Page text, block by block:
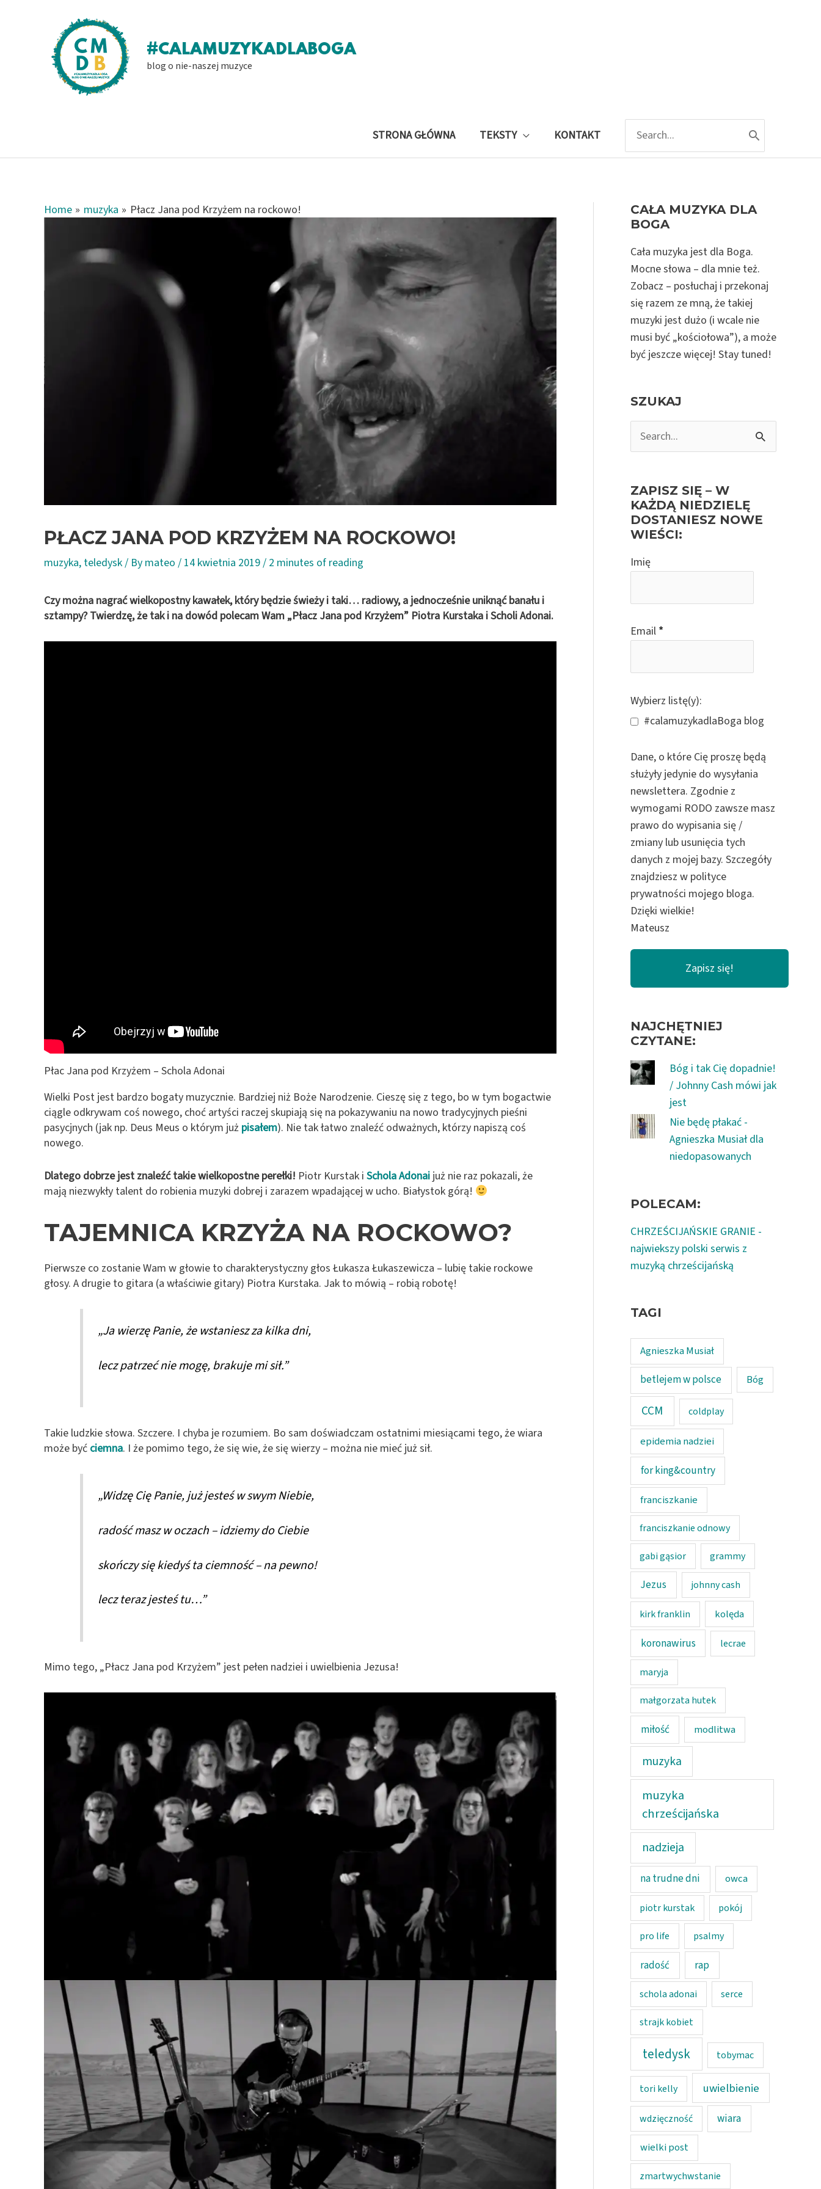
#CALAMUZYKADLABOGA
blog o nie-naszej muzyce
STRONA GŁÓWNA TEKSTY KONTAKT
FOR:
Home muzyka Płacz Jana pod Krzyżem na rockowo!
PŁACZ JANA POD KRZYŻEM NA ROCKOWO!
muzyka, teledysk/ By mateo / 14 kwietnia 2019/ 2 minutes of reading
Czy można nagrać wielkopostny kawałek, który będzie świeży i taki… radiowy, a jednocześnie uniknąć banału i
sztampy? Twierdzę, że tak i na dowód polecam Wam „Płacz Jana pod Krzyżem” Piotra Kurstaka i Scholi Adonai.
Płac Jana pod Krzyżem – Schola Adonai
Wielki Post jest bardzo bogaty muzycznie. Bardziej niż Boże Narodzenie. Cieszę się z tego, bo w tym bogactwie
ciągle odkrywam coś nowego, choć artyści raczej skupiają się na pokazywaniu na nowo tradycyjnych pieśni
pasycjnych (jak np. Deus Meus o którym już pisałem). Nie tak łatwo znaleźć odważnych, którzy napiszą coś
nowego.
Dlatego dobrze jest znaleźć takie wielkopostne perełki! Piotr Kurstak i Schola Adonai już nie raz pokazali, że
mają niezwykły talent do robienia muzyki dobrej i zarazem wpadającej w ucho. Białystok górą!
TAJEMNICA KRZYŻA NA ROCKOWO?
Pierwsze co zostanie Wam w głowie to charakterystyczny głos Łukasza Łukaszewicza – lubię takie rockowe
głosy. A drugie to gitara (a właściwie gitary) Piotra Kurstaka. Jak to mówią – robią robotę!
„Ja wierzę Panie, że wstaniesz za kilka dni,
lecz patrzeć nie mogę, brakuje mi sił.”
Takie ludzkie słowa. Szczere. I chyba je rozumiem. Bo sam doświadczam ostatnimi miesiącami tego, że wiara
może być ciemna. I że pomimo tego, że się wie, że się wierzy – można nie mieć już sił.
„Widzę Cię Panie, już jesteś w swym Niebie,
radość masz w oczach – idziemy do Ciebie
skończy się kiedyś ta ciemność – na pewno!
lecz teraz jesteś tu…”
Mimo tego, „Płacz Jana pod Krzyżem” jest pełen nadziei i uwielbienia Jezusa!
CAŁA MUZYKA DLA
BOGA
Cała muzyka jest dla Boga.
Mocne słowa – dla mnie też.
Zobacz – posłuchaj i przekonaj
się razem ze mną, że takiej
muzyki jest dużo (i wcale nie
musi być „kościołowa”), a może
być jeszcze więcej! Stay tuned!
SZUKAJ
c
h
f
r
ZAPISZ SIĘ – W
KAŻDĄ NIEDZIELĘ
DOSTANIESZ NOWE
WIEŚCI:
Imię
Email *
Wybierz listę(y):
#calamuzykadlaBoga blog
Dane, o które Cię proszę będą
służyły jedynie do wysyłania
newslettera. Zgodnie z
wymogami RODO zawsze masz
prawo do wypisania się /
zmiany lub usunięcia tych
danych z mojej bazy. Szczegóły
znajdziesz w polityce
prywatności mojego bloga.
Dzięki wielkie!
Mateusz
NAJCHĘTNIEJ
CZYTANE:
Bóg i tak Cię dopadnie!
/ Johnny Cash mówi jak
jest
Nie będę płakać -
Agnieszka Musiał dla
niedopasowanych
POLECAM:
CHRZEŚCIJAŃSKIE GRANIE -
najwiekszy polski serwis z
muzyką chrześcijańską
TAGI
Agnieszka Musiał
betlejem w polsce
Bóg
CCM coldplay
epidemia nadziei
for king&country
franciszkanie
franciszkanie odnowy
gabi gąsior grammy
Jezus johnny cash
kirk franklin kolęda
koronawirus lecrae
maryja
małgorzata hutek
miłość modlitwa
muzyka
muzyka
chrześcijańska
nadzieja
na trudne dni owca
piotr kurstak pokój
pro life psalmy
radość rap
schola adonai serce
strajk kobiet
teledysk tobymac
tori kelly uwielbienie
wdzięczność
wiara
wielki post
zmartwychwstanie